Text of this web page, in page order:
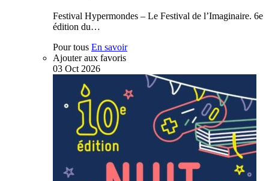
Festival Hypermondes – Le Festival de l’Imaginaire. 6e
édition du…
Pour tous En savoir
Ajouter aux favoris
03 Oct 2026